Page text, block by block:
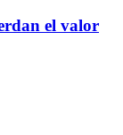
el valor